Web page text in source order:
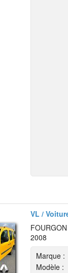
VL /
2008
Marque :
Modèle :